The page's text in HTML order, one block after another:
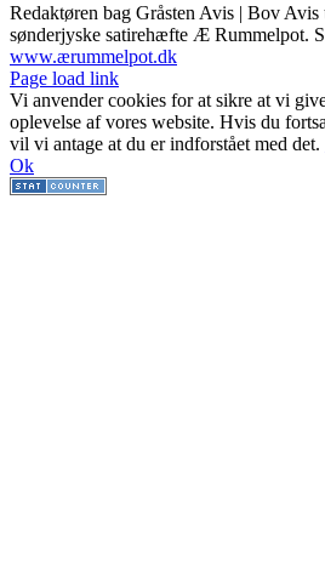
Redaktøren bag Gråsten Avis | Bov
sønderjyske satirehæfte Æ Rummelpot.
www.ærummelpot.dk
Facebook
Facebook
Facebook
Facebook
Instagram
Instagram
Instagram
LinkedIn
Page load link
Vi anvender cookies for at sikre at vi
oplevelse af vores website. Hvis du
vil vi antage at du er indforstået med det.
Ok
Go